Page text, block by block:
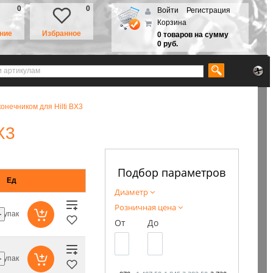
0
Избранное
0 Войти
Регистрация
Корзина
0 товаров на сумму
0 руб.
для Hilti BX3
Подбор параметров
Диаметр
Розничная цена
От До
Ед
упак
упак